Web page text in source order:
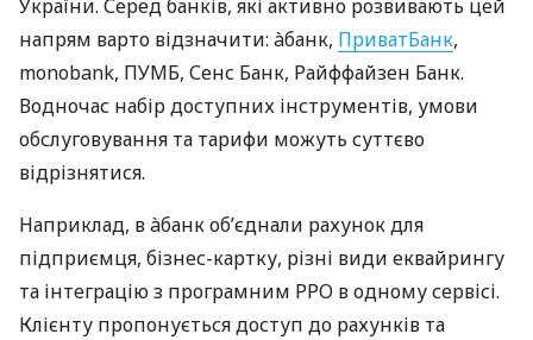
України. Серед банків, які активно розвивають цей
напрям варто відзначити: àбанк, ПриватБанк,
monobank, ПУМБ, Сенс Банк, Райффайзен Банк.
Водночас набір доступних інструментів, умови
обслуговування та тарифи можуть суттєво
відрізнятися.
Наприклад, в àбанк об’єднали рахунок для
підприємця, бізнес-картку, різні види еквайрингу
та інтеграцію з програмним РРО в одному сервісі.
Клієнту пропонується доступ до рахунків та